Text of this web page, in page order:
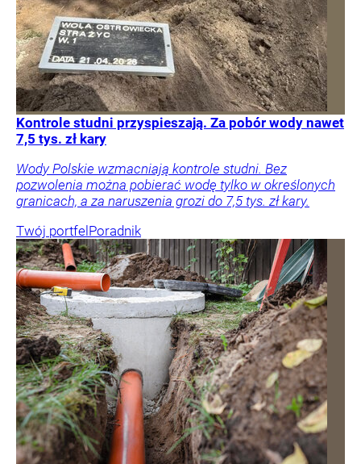
Kontrole studni przyspieszają. Za pobór wody nawet
7,5 tys. zł kary
Wody Polskie wzmacniają kontrole studni. Bez
pozwolenia można pobierać wodę tylko w określonych
granicach, a za naruszenia grozi do 7,5 tys. zł kary.
Twój portfel Poradnik